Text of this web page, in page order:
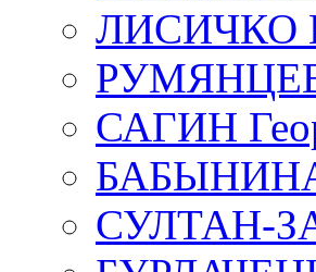
ЛИСИЧКО
САГИН
БАБЫНИНА
СУЛТАН-